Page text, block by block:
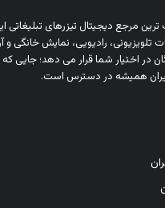
ترین مرجع دیجیتال تیزرهای تبلیغاتی
تلویزیونی، رادیویی، نمایش خانگی و
اختیار شما قرار می‌ دهد؛ جایی که
همیشه در دسترس است.